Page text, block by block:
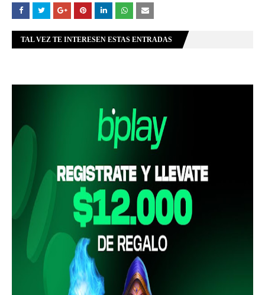
TAL VEZ TE INTERESEN ESTAS ENTRADAS